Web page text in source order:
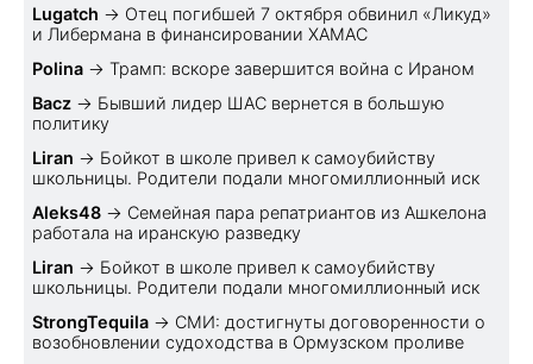
Lugatch → Отец погибшей 7 октября обвинил «Ликуд»
и Либермана в финансировании ХАМАС
Polina → Трамп: вскоре завершится война с Ираном
Bacz → Бывший лидер ШАС вернется в большую
политику
Liran → Бойкот в школе привел к самоубийству
школьницы. Родители подали многомиллионный иск
Aleks48 → Семейная пара репатриантов из Ашкелона
работала на иранскую разведку
Liran → Бойкот в школе привел к самоубийству
школьницы. Родители подали многомиллионный иск
StrongTequila → СМИ: достигнуты договоренности о
возобновлении судоходства в Ормузском проливе